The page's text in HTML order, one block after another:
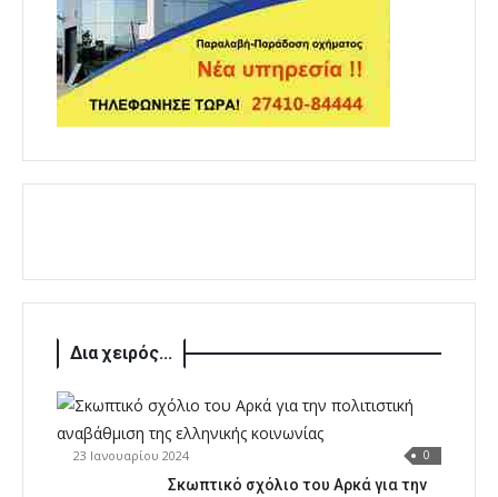
Δια χειρός...
23 Ιανουαρίου 2024 0
Σκωπτικό σχόλιο του Αρκά για την